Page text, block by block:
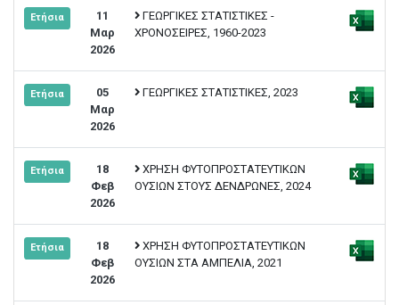
Ετήσια
11
Μαρ
2026
ΓΕΩΡΓΙΚΕΣ ΣΤΑΤΙΣΤΙΚΕΣ -
ΧΡΟΝΟΣΕΙΡΕΣ, 1960-2023
Ετήσια
05
Μαρ
2026
ΓΕΩΡΓΙΚΕΣ ΣΤΑΤΙΣΤΙΚΕΣ, 2023
Ετήσια
18
Φεβ
2026
ΧΡΗΣΗ ΦΥΤΟΠΡΟΣΤΑΤΕΥΤΙΚΩΝ
ΟΥΣΙΩΝ ΣΤΟΥΣ ΔΕΝΔΡΩΝΕΣ, 2024
Ετήσια
18
Φεβ
2026
ΧΡΗΣΗ ΦΥΤΟΠΡΟΣΤΑΤΕΥΤΙΚΩΝ
ΟΥΣΙΩΝ ΣΤΑ ΑΜΠΕΛΙΑ, 2021